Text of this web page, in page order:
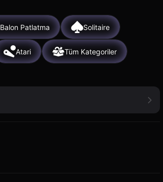
Balon Patlatma Solitaire
Atari Tüm Kategoriler